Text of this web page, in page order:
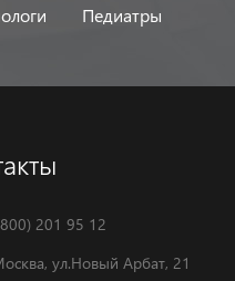
Педиатры
201 95 12
ул.Новый Арбат, 21